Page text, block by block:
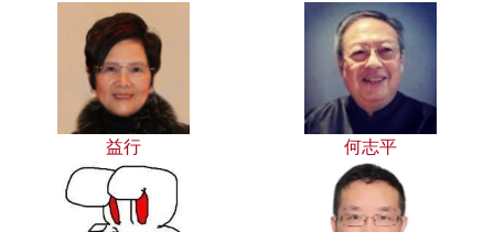
益行 何志平